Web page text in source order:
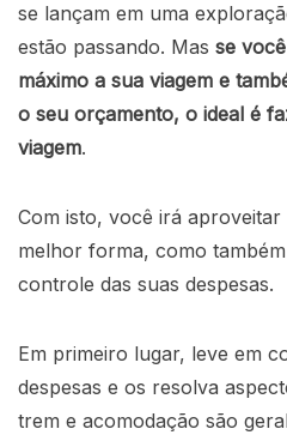
se lançam em uma
estão passando. Mas se
máximo a sua viagem e
o seu orçamento, o ideal é
viagem.
Com isto, você irá
melhor forma, como
controle das suas despesas.
Em primeiro lugar, leve em
despesas e os resolva
trem e acomodação são